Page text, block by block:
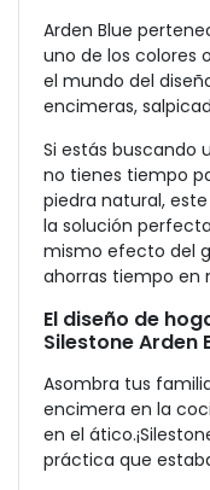
Arden Blue
uno de los colores
el mundo del
encimeras,
Si estás buscando
no tienes tiempo
piedra natural,
la solución
mismo efecto del
ahorras tiempo en
El diseño de
Silestone Arden
Asombra tus
encimera en la
en el
práctica que